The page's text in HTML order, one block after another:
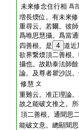
未來修念住行相 爲
増長煗位。有未來
重尋云。若爾。彼
爲唯思慧攝。爲當
四善根。是 4 道近
欲界繋煗頂二善根
攝也。故勘泰法師
論。及尊者瞿沙説
修慧 文
重難云。准正理論
故之能破文推之。
頂二善根。通聞思
能破文意。總顯聞